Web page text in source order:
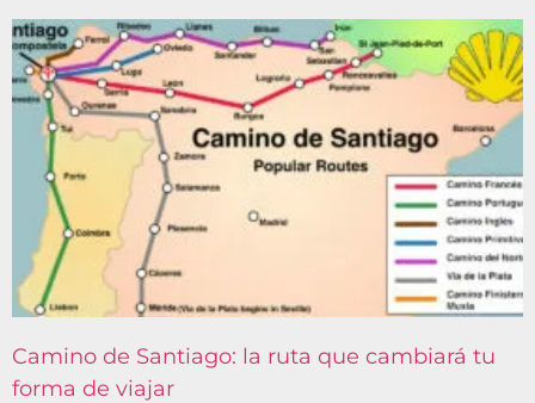
Camino de Santiago: la ruta que cambiará tu
forma de viajar